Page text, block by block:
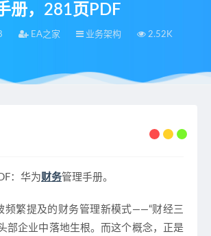
册，281页PDF
EA之家 业务架构 2.52K
解码华为财经三支柱，附华为财务管理手册，281页PDF
：华为财务管理手册。
频繁提及的财务管理新模式——“财经三
部企业中落地生根。而这个概念，正是